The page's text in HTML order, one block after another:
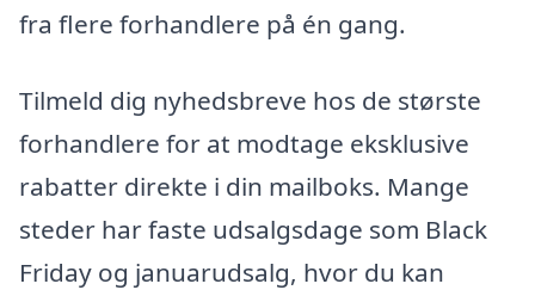
fra flere forhandlere på én gang.
Tilmeld dig nyhedsbreve hos de største
forhandlere for at modtage eksklusive
rabatter direkte i din mailboks. Mange
steder har faste udsalgsdage som Black
Friday og januarudsalg, hvor du kan